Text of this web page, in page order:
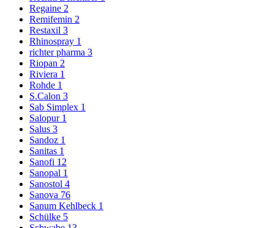
Regaine 2
Remifemin 2
Restaxil 3
Rhinospray 1
richter pharma 3
Riopan 2
Riviera 1
Rohde 1
S.Calon 3
Sab Simplex 1
Salopur 1
Salus 3
Sandoz 1
Sanitas 1
Sanofi 12
Sanopal 1
Sanostol 4
Sanova 76
Sanum Kehlbeck 1
Schülke 5